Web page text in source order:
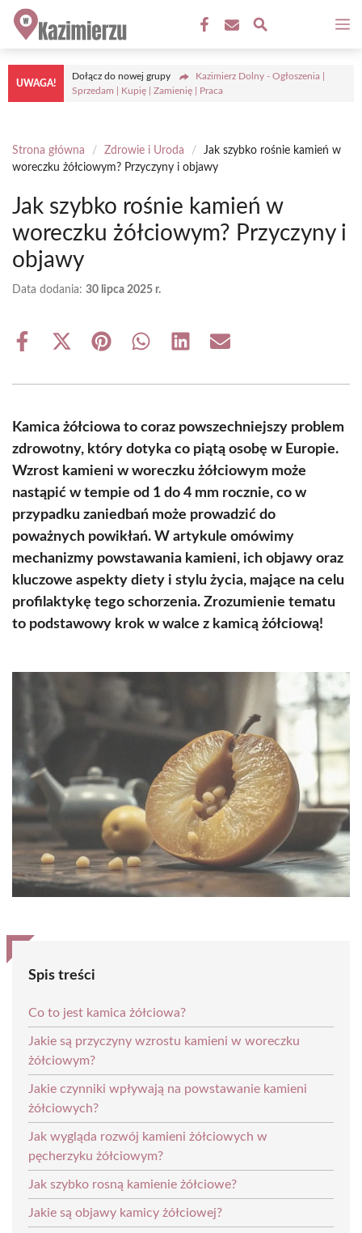
Przejdź
treści
UWAGA!
Dołącz do nowej grupy
Kazimierz Dolny - Ogłoszenia |
Sprzedam | Kupię | Zamienię | Praca
Strona główna / Zdrowie i Uroda /
Jak szybko rośnie kamień w
woreczku żółciowym? Przyczyny i objawy
Jak szybko rośnie kamień w
woreczku żółciowym? Przyczyny i
objawy
Data dodania: 30 lipca 2025 r.
Share
Share
(Twitter)
Share Share Share Share
Kamica żółciowa to coraz powszechniejszy problem
zdrowotny, który dotyka co piątą osobę w Europie.
Wzrost kamieni w woreczku żółciowym może
nastąpić w tempie od 1 do 4 mm rocznie, co w
przypadku zaniedbań może prowadzić do
poważnych powikłań. W artykule omówimy
mechanizmy powstawania kamieni, ich objawy oraz
kluczowe aspekty diety i stylu życia, mające na celu
profilaktykę tego schorzenia. Zrozumienie tematu
to podstawowy krok w walce z kamicą żółciową!
Spis treści
Co to jest kamica żółciowa?
Jakie są przyczyny wzrostu kamieni w woreczku
żółciowym?
Jakie czynniki wpływają na powstawanie kamieni
żółciowych?
Jak wygląda rozwój kamieni żółciowych w
pęcherzyku żółciowym?
Jak szybko rosną kamienie żółciowe?
Jakie są objawy kamicy żółciowej?